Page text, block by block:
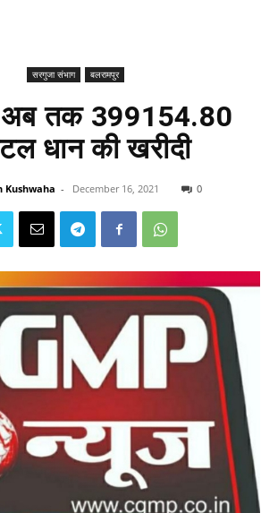
सरगुजा संभाग बलरामपुर
तक 399154.80
धान की खरीदी
Kushwaha - December 16, 2021 0